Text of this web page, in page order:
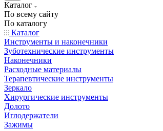
Каталог
По всему сайту
По каталогу
Каталог
Инструменты и наконечники
Зуботехнические инструменты
Наконечники
Расходные материалы
Терапевтические инструменты
Зеркало
Хирургические инструменты
Долото
Иглодержатели
Зажимы